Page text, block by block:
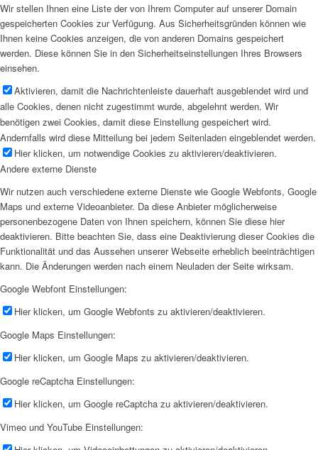
Wir stellen Ihnen eine Liste der von Ihrem Computer auf unserer Domain
gespeicherten Cookies zur Verfügung. Aus Sicherheitsgründen können wie
Ihnen keine Cookies anzeigen, die von anderen Domains gespeichert
werden. Diese können Sie in den Sicherheitseinstellungen Ihres Browsers
einsehen.
Aktivieren, damit die Nachrichtenleiste dauerhaft ausgeblendet wird und
alle Cookies, denen nicht zugestimmt wurde, abgelehnt werden. Wir
benötigen zwei Cookies, damit diese Einstellung gespeichert wird.
Andernfalls wird diese Mitteilung bei jedem Seitenladen eingeblendet werden.
Hier klicken, um notwendige Cookies zu aktivieren/deaktivieren.
Andere externe Dienste
Wir nutzen auch verschiedene externe Dienste wie Google Webfonts, Google
Maps und externe Videoanbieter. Da diese Anbieter möglicherweise
personenbezogene Daten von Ihnen speichern, können Sie diese hier
deaktivieren. Bitte beachten Sie, dass eine Deaktivierung dieser Cookies die
Funktionalität und das Aussehen unserer Webseite erheblich beeinträchtigen
kann. Die Änderungen werden nach einem Neuladen der Seite wirksam.
Google Webfont Einstellungen:
Hier klicken, um Google Webfonts zu aktivieren/deaktivieren.
Google Maps Einstellungen:
Hier klicken, um Google Maps zu aktivieren/deaktivieren.
Google reCaptcha Einstellungen:
Hier klicken, um Google reCaptcha zu aktivieren/deaktivieren.
Vimeo und YouTube Einstellungen: